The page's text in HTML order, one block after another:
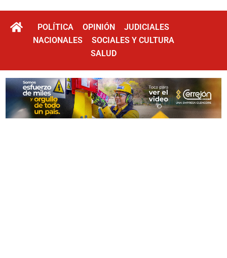
POLÍTICA OPINIÓN
JUDICIALES
NACIONALES
SOCIALES Y CULTURA
SALUD